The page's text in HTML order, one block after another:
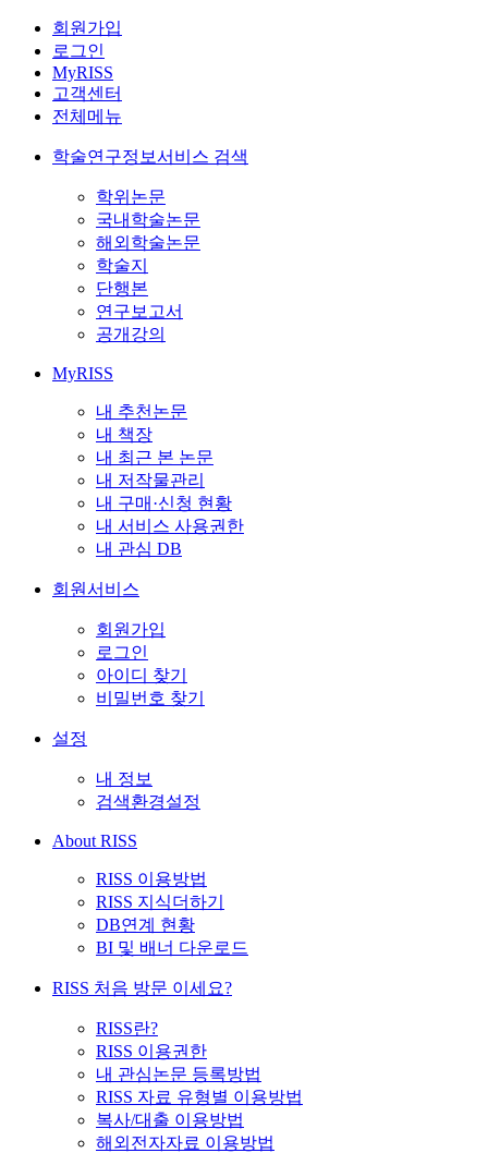
회원가입
로그인
MyRISS
고객센터
전체메뉴
학술연구정보서비스 검색
학위논문
국내학술논문
해외학술논문
학술지
단행본
연구보고서
공개강의
MyRISS
내 추천논문
내 책장
내 최근 본 논문
내 저작물관리
내 구매·신청 현황
내 서비스 사용권한
내 관심 DB
회원서비스
회원가입
로그인
아이디 찾기
비밀번호 찾기
설정
내 정보
검색환경설정
About RISS
RISS 이용방법
RISS 지식더하기
DB연계 현황
BI 및 배너 다운로드
RISS 처음 방문 이세요?
RISS란?
RISS 이용권한
내 관심논문 등록방법
RISS 자료 유형별 이용방법
복사/대출 이용방법
해외전자자료 이용방법